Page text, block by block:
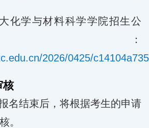
化学与材料科学学院招生公
：
2026/0425/
核
名结束后，将根据考生的申请
。